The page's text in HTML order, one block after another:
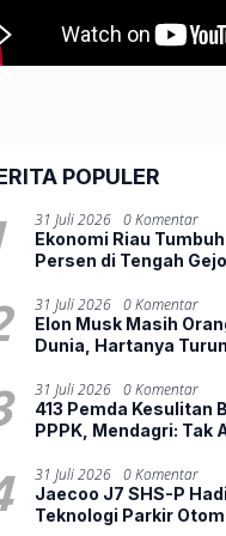
POPULER
31 Juli 2026
0 Komentar
Ekonomi Riau
Persen di Tengah
Lemah
31 Juli 2026
0 Komentar
Elon Musk Masih
Dunia, Hartanya
Triliun
31 Juli 2026
0 Komentar
413 Pemda Kesulitan
PPPK, Mendagri: Tak
31 Juli 2026
0 Komentar
Jaecoo J7 SHS-P
Teknologi Parkir